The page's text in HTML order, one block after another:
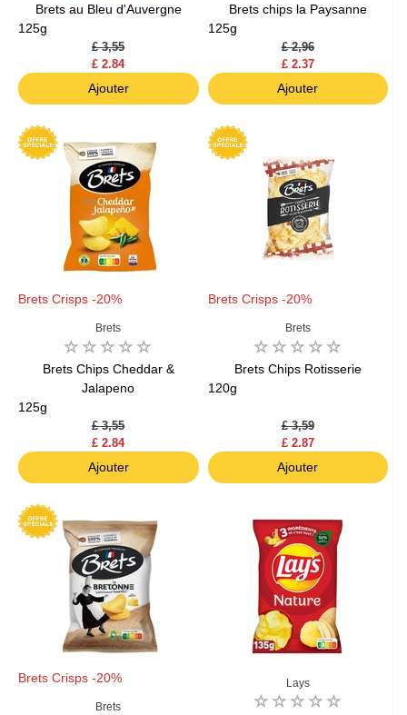
Brets au Bleu d'Auvergne
125g
£ 3,55
£ 2.84
Ajouter
Brets chips la Paysanne
125g
£ 2,96
£ 2.37
Ajouter
Brets Crisps -20%
Brets
Brets Chips Cheddar &
Jalapeno
125g
£ 3,55
£ 2.84
Ajouter
Brets Crisps -20%
Brets
Brets Chips Rotisserie
120g
£ 3,59
£ 2.87
Ajouter
Brets Crisps -20%
Brets
Lays